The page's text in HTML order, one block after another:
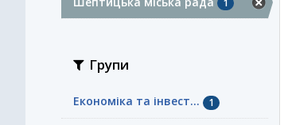
1
Групи
Економіка та інвест... 1